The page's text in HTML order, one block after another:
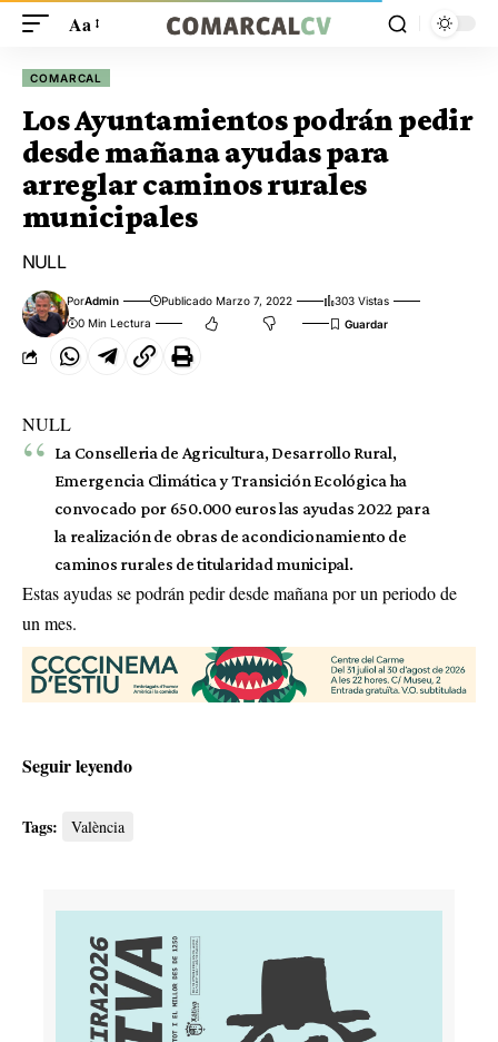
Aa
COMARCAL
Los Ayuntamientos podrán pedir
desde mañana ayudas para
arreglar caminos rurales
municipales
NULL
PorAdmin Publicado Marzo 7, 2022
303 Vistas
0 Min Lectura
NULL
La Conselleria de Agricultura, Desarrollo Rural,
Emergencia Climática y Transición Ecológica ha
convocado por 650.000 euros las ayudas 2022 para
la realización de obras de acondicionamiento de
caminos rurales de titularidad municipal.
Estas ayudas se podrán pedir desde mañana por un periodo de
un mes.
Seguir leyendo
Tags: València